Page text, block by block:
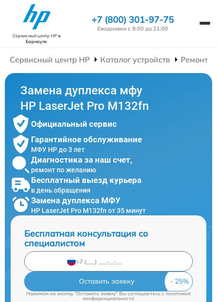
Сервисный центр HPв
Барнауле
+7 (800) 301-97-75
Ежедневно с 9:00 до 21:00
Сервисный центр HP Каталог устройств Ремонт
Замена дуплекса мфу
HP LaserJet Pro M132fn
Официальный сервис
Гарантийное обслуживание
МФУ HP до 3 лет
Диагностика за наш счет,
ремонт по желанию
Бесплатный выезд курьера
в день обращения
Замена дуплекса МФУ
HP LaserJet Pro M132fn от 35 минут
Бесплатная консультация со
специалистом
Оставить заявку
Нажимая на кнопку "Оставить заявку" Вы соглашаетесь cполитикой
конфиденциальности